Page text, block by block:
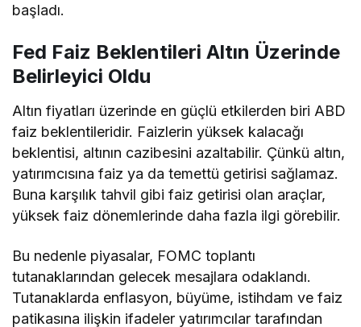
başladı.
Fed Faiz Beklentileri Altın Üzerinde
Belirleyici Oldu
Altın fiyatları üzerinde en güçlü etkilerden biri ABD
faiz beklentileridir. Faizlerin yüksek kalacağı
beklentisi, altının cazibesini azaltabilir. Çünkü altın,
yatırımcısına faiz ya da temettü getirisi sağlamaz.
Buna karşılık tahvil gibi faiz getirisi olan araçlar,
yüksek faiz dönemlerinde daha fazla ilgi görebilir.
Bu nedenle piyasalar, FOMC toplantı
tutanaklarından gelecek mesajlara odaklandı.
Tutanaklarda enflasyon, büyüme, istihdam ve faiz
patikasına ilişkin ifadeler yatırımcılar tarafından